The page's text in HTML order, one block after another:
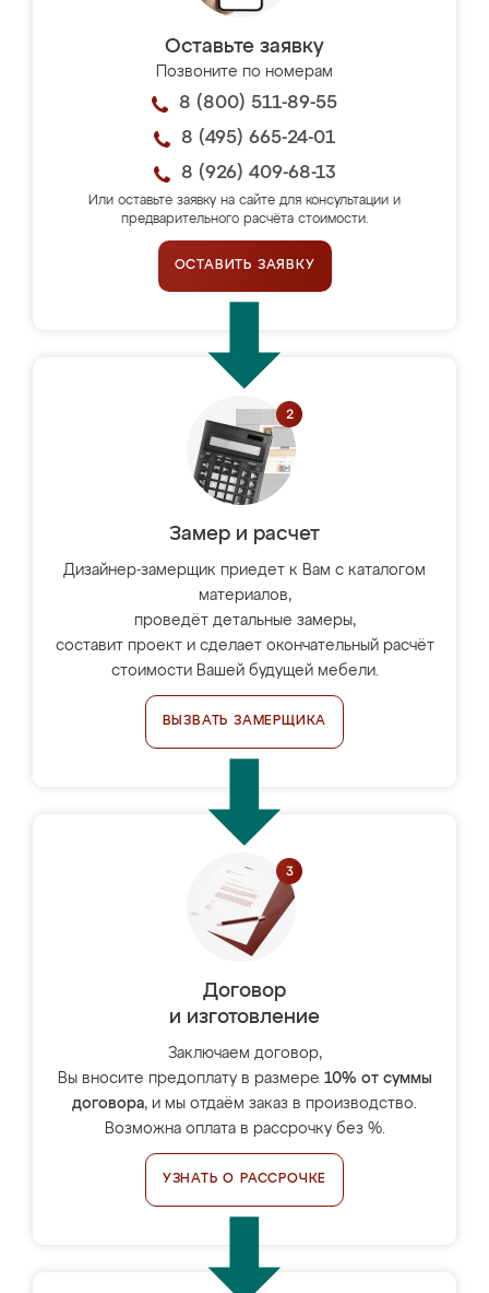
Оставьте заявку
Позвоните по номерам
8 (800) 511-89-55
8 (495) 665-24-01
8 (926) 409-68-13
Или оставьте заявку на сайте для консультации и
предварительного расчёта стоимости.
ОСТАВИТЬ ЗАЯВКУ
Замер и расчет
Дизайнер-замерщик приедет к Вам с каталогом
материалов,
проведёт детальные замеры,
составит проект и сделает окончательный расчёт
стоимости Вашей будущей мебели.
ВЫЗВАТЬ ЗАМЕРЩИКА
Договор
и изготовление
Заключаем договор,
Вы вносите предоплату в размере 10% от суммы
договора, и мы отдаём заказ в производство.
Возможна оплата в рассрочку без %.
УЗНАТЬ О РАССРОЧКЕ